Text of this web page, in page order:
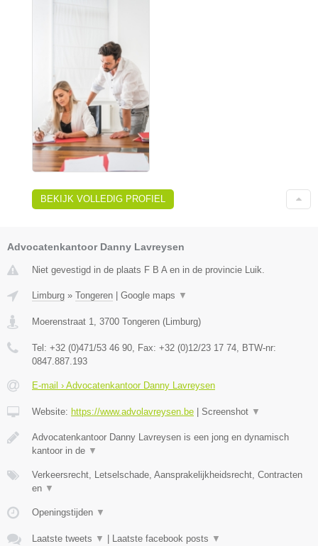
BEKIJK VOLLEDIG PROFIEL
Advocatenkantoor Danny Lavreysen
Niet gevestigd in de plaats F B A en in de provincie Luik.
Limburg » Tongeren Google maps ▼
Moerenstraat 1 3700 Tongeren ( Limburg)
Tel: +32 (0)471/53 46 90 , Fax: +32 (0)12/23 17 74 , BTW-nr:
0847.887.193
E-mail › Advocatenkantoor Danny Lavreysen
Website: https://www.advolavreysen.be Screenshot ▼
Advocatenkantoor Danny Lavreysen is een jong en dynamisch
kantoor in de ▼
Verkeersrecht, Letselschade, Aansprakelijkheidsrecht, Contracten
en ▼
Openingstijden ▼
Laatste tweets ▼ Laatste facebook posts ▼